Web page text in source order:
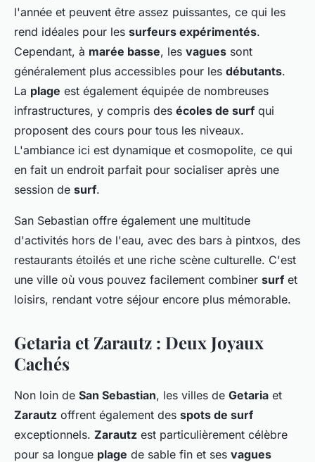
l'année et peuvent être assez puissantes, ce qui les
rend idéales pour les surfeurs expérimentés.
Cependant, à marée basse, les vagues sont
généralement plus accessibles pour les débutants.
La plage est également équipée de nombreuses
infrastructures, y compris des écoles de surf qui
proposent des cours pour tous les niveaux.
L'ambiance ici est dynamique et cosmopolite, ce qui
en fait un endroit parfait pour socialiser après une
session de surf.
San Sebastian offre également une multitude
d'activités hors de l'eau, avec des bars à pintxos, des
restaurants étoilés et une riche scène culturelle. C'est
une ville où vous pouvez facilement combiner surf et
loisirs, rendant votre séjour encore plus mémorable.
Getaria et Zarautz : Deux Joyaux
Cachés
Non loin de San Sebastian, les villes de Getaria et
Zarautz offrent également des spots de surf
exceptionnels. Zarautz est particulièrement célèbre
pour sa longue plage de sable fin et ses vagues